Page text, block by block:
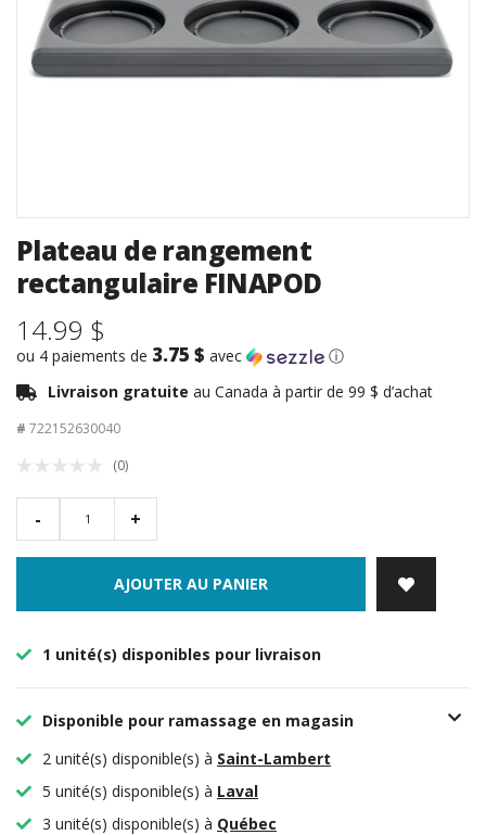
Plateau de rangement
rectangulaire FINAPOD
14.99 $
ou 4 paiements de 3.75 $ avec
ⓘ
Livraison gratuite au Canada à partir de 99 $ d’achat
# 722152630040
(0)
- +
AJOUTER AU PANIER
1 unité(s) disponibles pour livraison
Disponible pour ramassage en magasin
2 unité(s) disponible(s) à Saint-Lambert
5 unité(s) disponible(s) à Laval
3 unité(s) disponible(s) à Québec